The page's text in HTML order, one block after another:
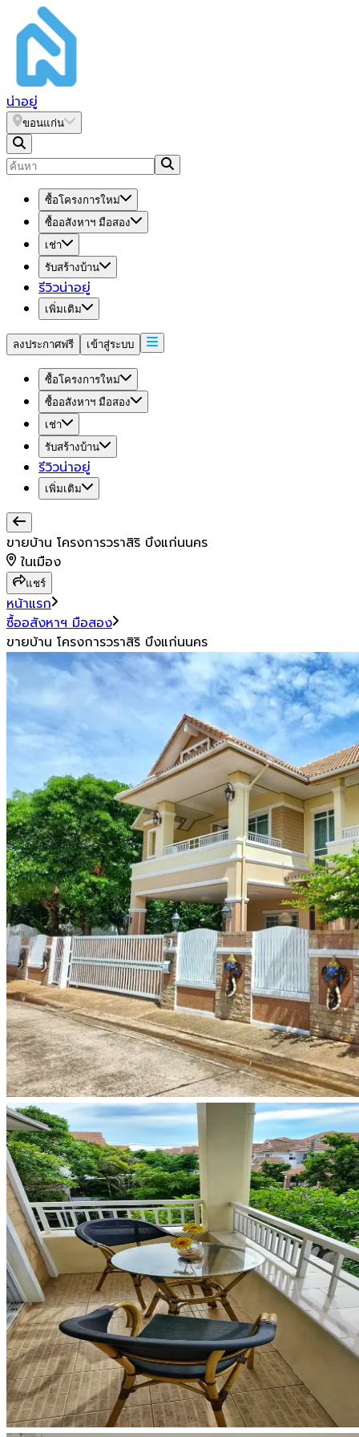
น่าอยู่
ขอนแก่น
ซื้อโครงการใหม่
ซื้ออสังหาฯ มือสอง
เช่า
รับสร้างบ้าน
รีวิวน่าอยู่
เพิ่มเติม
ลงประกาศฟรี เข้าสู่ระบบ
ซื้อโครงการใหม่
ซื้ออสังหาฯ มือสอง
เช่า
รับสร้างบ้าน
รีวิวน่าอยู่
เพิ่มเติม
ขายบ้าน โครงการวราสิริ บึงแก่นนคร
ในเมือง
แชร์
หน้าแรก
ซื้ออสังหาฯ มือสอง
ขายบ้าน โครงการวราสิริ บึงแก่นนคร